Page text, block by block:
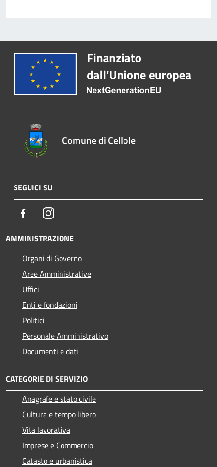
Comune di Cellole
SEGUICI SU
FacebookInstagram
AMMINISTRAZIONE
Organi di Governo
Aree Amministrative
Uffici
Enti e fondazioni
Politici
Personale Amministrativo
Documenti e dati
CATEGORIE DI SERVIZIO
Anagrafe e stato civile
Cultura e tempo libero
Vita lavorativa
Imprese e Commercio
Catasto e urbanistica